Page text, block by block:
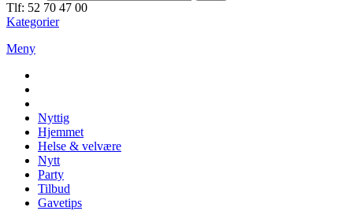
Tlf: 52 70 47 00
Kategorier
Meny
Nyttig
Hjemmet
Helse & velvære
Nytt
Party
Tilbud
Gavetips